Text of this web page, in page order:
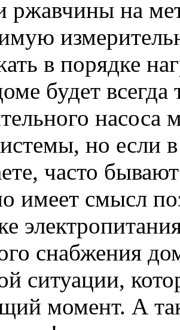
ржавчины на
в порядке
будет
насоса
но если
часто
имеет смысл
снабжения
ситуации,
момент. А